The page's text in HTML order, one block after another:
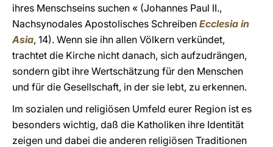
ihres Menschseins suchen « (Johannes Paul II.,
Nachsynodales Apostolisches Schreiben Ecclesia in
Asia, 14). Wenn sie ihn allen Völkern verkündet,
trachtet die Kirche nicht danach, sich aufzudrängen,
sondern gibt ihre Wertschätzung für den Menschen
und für die Gesellschaft, in der sie lebt, zu erkennen.
Im sozialen und religiösen Umfeld eurer Region ist es
besonders wichtig, daß die Katholiken ihre Identität
zeigen und dabei die anderen religiösen Traditionen